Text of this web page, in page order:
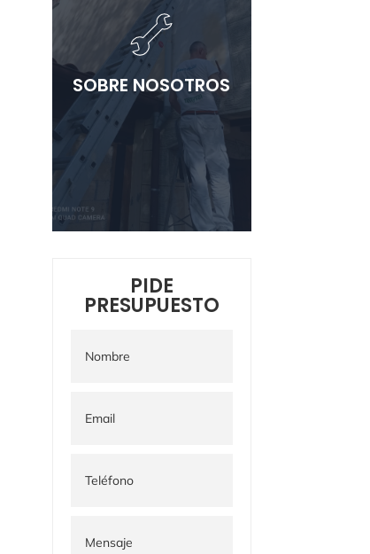
SOBRE NOSOTROS
y las pequeñas obras en
Cantabria. Nos
especializamos en
transformar espacios,
resolver problemas y
mejorar la calidad de vida de
nuestros clientes a través
de soluciones prácticas y
efectivas.
PIDE
PRESUPUESTO